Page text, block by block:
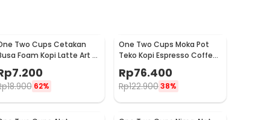
Two Cups Cetakan
Foam Kopi Latte Art 16
7.200
18.900 62%
One Two Cups Moka Pot
Teko Kopi Espresso Coffee
Stovetop 6 Cup 300ml -
Z20
Rp76.400
Rp122.90038%